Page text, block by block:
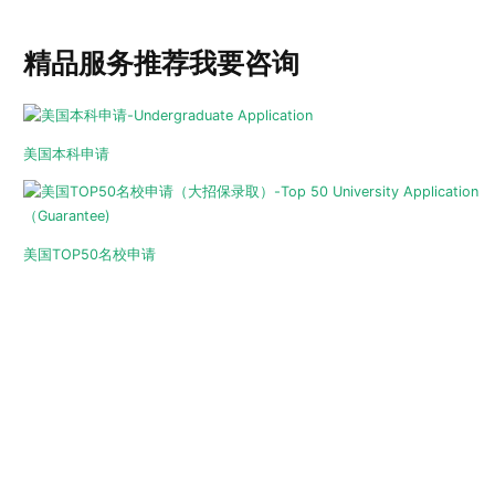
精品服务推荐我要咨询
美国本科申请
美国TOP50名校申请